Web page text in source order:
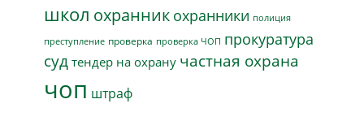
школ охранник охранники полиция
преступление проверка проверка ЧОП прокуратура
суд тендер на охрану частная охрана
чоп штраф